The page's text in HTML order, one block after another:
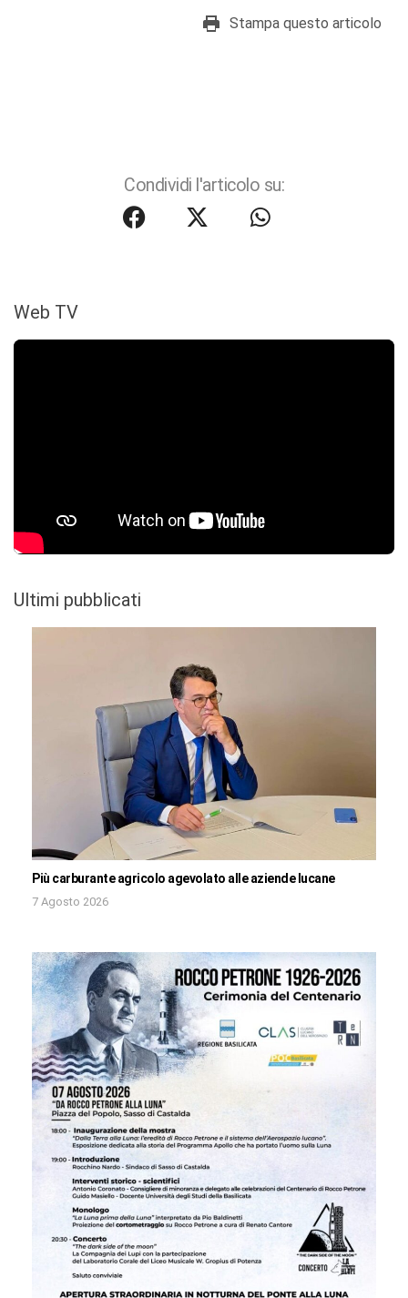
Stampa questo articolo
Condividi l'articolo su:
Web TV
Ultimi pubblicati
Più carburante agricolo agevolato alle aziende lucane
7 Agosto 2026